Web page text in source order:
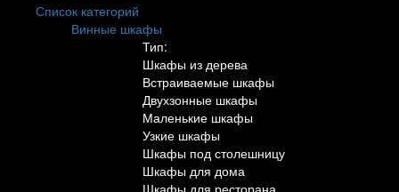
Список категорий
Винные шкафы
Тип:
Шкафы из дерева
Встраиваемые шкафы
Двухзонные шкафы
Маленькие шкафы
Узкие шкафы
Шкафы под столешницу
Шкафы для дома
Шкафы для ресторана